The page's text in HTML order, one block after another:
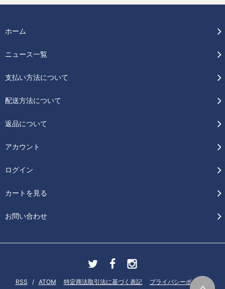
ホーム
ニュース一覧
支払い方法について
配送方法について
返品について
アカウント
ログイン
カートを見る
お問い合わせ
RSS / ATOM 特定商法取引法に基づく表記 プライバシーポリシー